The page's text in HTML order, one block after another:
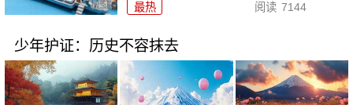
最热 阅读 7144
少年护证：历史不容抹去